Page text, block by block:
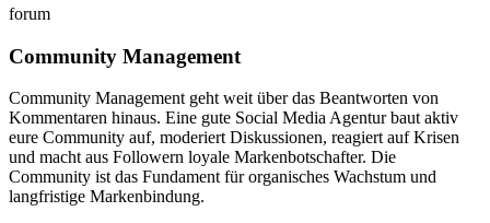
forum
Community Management
Community Management geht weit über das Beantworten von
Kommentaren hinaus. Eine gute Social Media Agentur baut aktiv
eure Community auf, moderiert Diskussionen, reagiert auf Krisen
und macht aus Followern loyale Markenbotschafter. Die
Community ist das Fundament für organisches Wachstum und
langfristige Markenbindung.